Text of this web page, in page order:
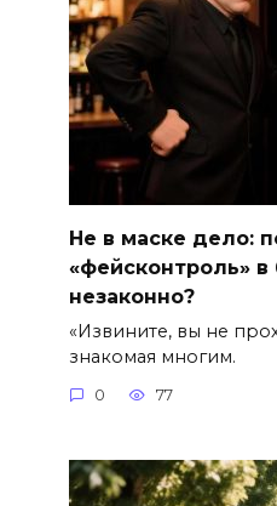
Не в маске дело:
«фейсконтроль» в
незаконно?
«Извините, вы не
знакомая многим.
0 77